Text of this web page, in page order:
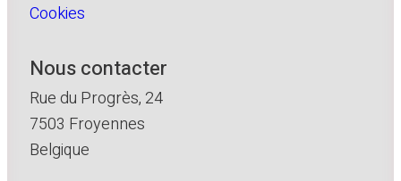
Cookies
Nous contacter
Rue du Progrès, 24
7503 Froyennes
Belgique